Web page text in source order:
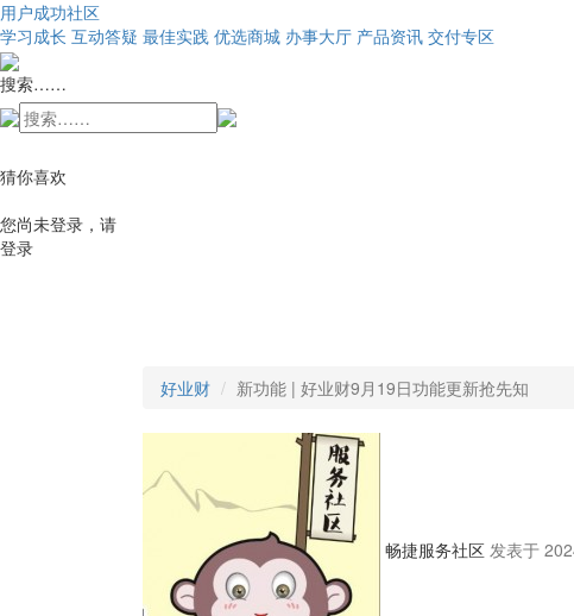
用户成功社区
学习成长 互动答疑 最佳实践 优选商城 办事大厅 产品资讯 交付专区
搜索……
猜你喜欢
您尚未登录，请
登录
好业财 新功能 | 好业财9月19日功能更新抢先知
畅捷服务社区 发表于